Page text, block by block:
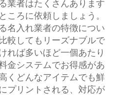
業者はたくさんあります
ころに依頼しましょう。
名入れ業者の特徴につい
較してもリーズナブルで
れば多いほど一個あたり
金システムでお得感があ
くどんなアイテムでも鮮
プリントされる、対応が